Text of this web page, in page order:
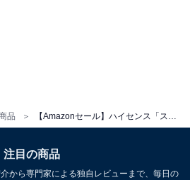
品
保証】40E4N フルハイビジョン
注目の商品
から専門家による独自レビューまで、毎日の